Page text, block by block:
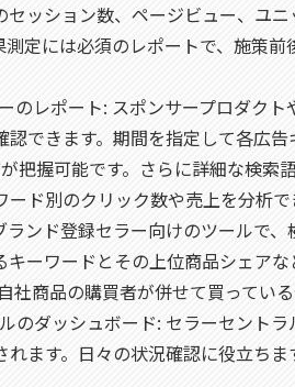
セッション数、ページビュー、ユ
測定には必須のレポートで、施策
のレポート: スポンサープロダク
できます。期間を指定して各広
把握可能です。さらに詳細な検
ド別のクリック数や売上を分析で
ランド登録セラー向けのツールで
キーワードとその上位商品シェア
社商品の購買者が併せて買ってい
のダッシュボード: セラーセント
れます。日々の状況確認に役立ち